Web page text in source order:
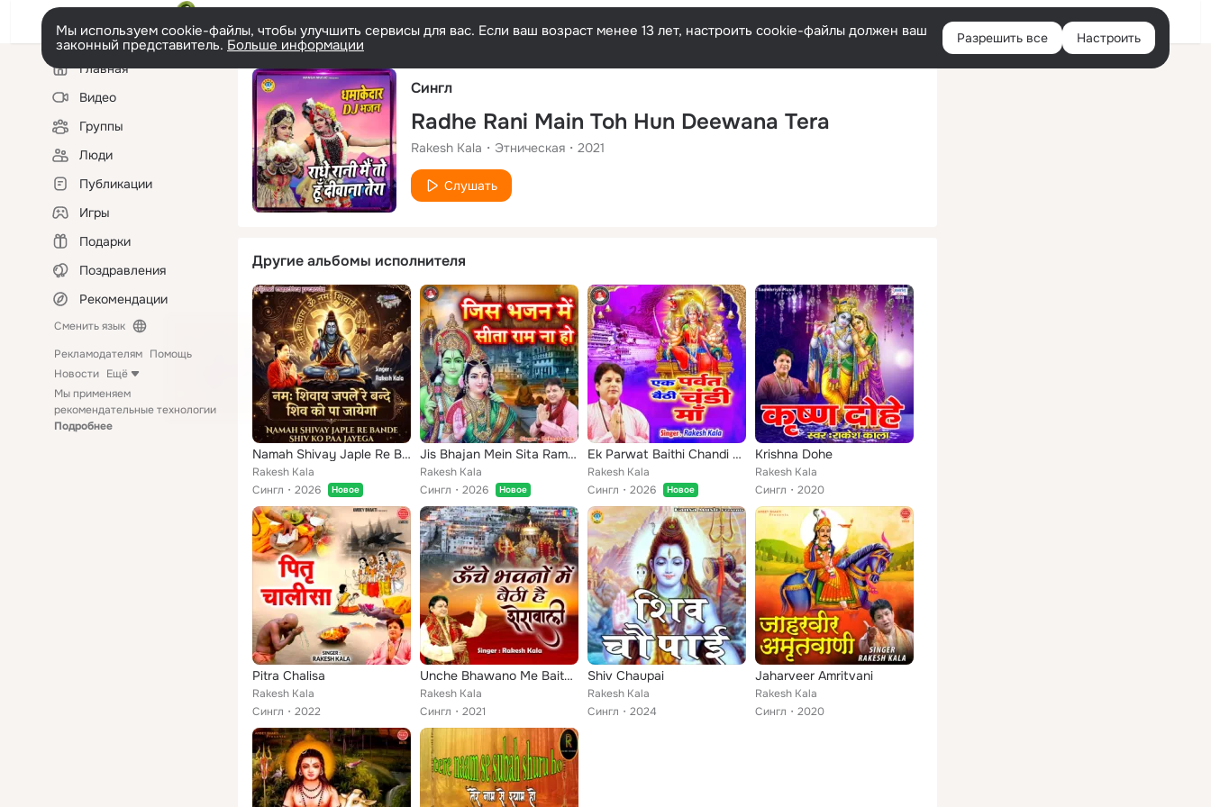
Русский Войти
Мы используем cookie-файлы, чтобы улучшить сервисы для вас. Если ваш возраст менее 13 лет, настроить cookie-файлы должен ваш
законный представитель. Больше информации Разрешить все Настроить
Левая
колонкаГлавная
Видео
Группы
Люди
Публикации
Игры
Подарки
Поздравления
Рекомендации
Сменить язык
Рекламодателям Помощь
Новости Ещё
Мы применяем
рекомендательные технологии
Подробнее
Сингл
Radhe Rani Main Toh Hun Deewana Tera
Rakesh Kala Этническая 2021
Слушать
Другие альбомы исполнителя
Namah Shivay Japle Re Bande Shiv Ko Paa Jayega
Rakesh Kala
Сингл
2026 Новое
Jis Bhajan Mein Sita Ram Na Ho
Rakesh Kala
Сингл
2026 Новое
Ek Parwat Baithi Chandi Maa
Rakesh Kala
Сингл
2026 Новое
Krishna Dohe
Rakesh Kala
Сингл
2020
Pitra Chalisa
Rakesh Kala
Сингл
2022
Unche Bhawano Me Baithi Hai Sherawali
Rakesh Kala
Сингл
2021
Shiv Chaupai
Rakesh Kala
Сингл
2024
Jaharveer Amritvani
Rakesh Kala
Сингл
2020